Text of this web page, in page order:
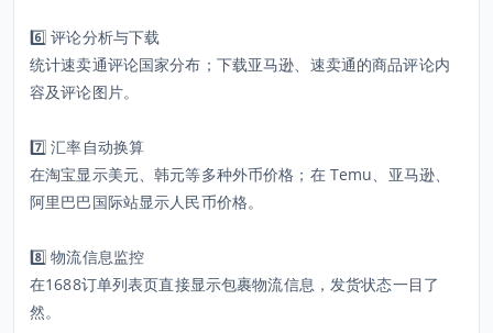
6️⃣ 评论分析与下载
统计速卖通评论国家分布；下载亚马逊、速卖通的商品评论内
容及评论图片。
7️⃣ 汇率自动换算
在淘宝显示美元、韩元等多种外币价格；在 Temu、亚马逊、
阿里巴巴国际站显示人民币价格。
8️⃣ 物流信息监控
在1688订单列表页直接显示包裹物流信息，发货状态一目了
然。